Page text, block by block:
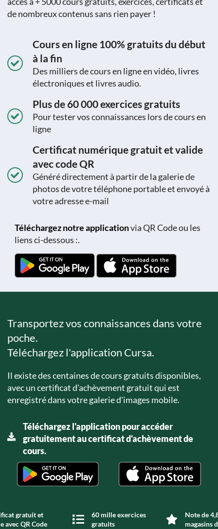
de nombreux contenus sans rien payer !
Cours en ligne 100% gratuits du début
à la fin
Des milliers de cours en ligne en vidéo, livres
électroniques et livres audio.
Plus de 60 000 exercices gratuits
Pour tester vos connaissances lors de cours en
ligne
Certificat numérique gratuit et valide
avec code QR
Généré directement à partir de la galerie de
photos de votre téléphone portable et envoyé à
votre adresse e-mail
Téléchargez notre applicationvia QR Code ou les
liens ci-dessous :.
Transportez vos connaissances dans votre
poche.
Téléchargez l'application Cursa.
Il existe des centaines de cours gratuits disponibles,
avec un certificat d'achèvement gratuit qui est
enregistré dans votre galerie d'images mobile.
Téléchargez l'application pour accéder
gratuitement au certificat d'achèvement de
cours.
gratuit et
avec QR Code
60 mille exercices
gratuits
Note de
magasins